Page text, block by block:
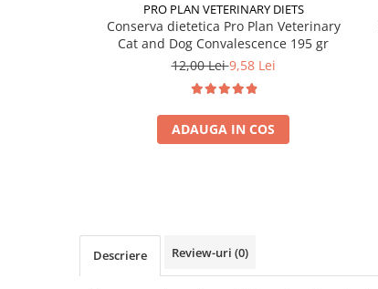
PRO PLAN VETERINARY DIETS
Conserva dietetica Pro Plan Veterinary
Cat and Dog Convalescence 195 gr
12,00 Lei9,58 Lei
ADAUGA IN COS
Descriere Review-uri (0)